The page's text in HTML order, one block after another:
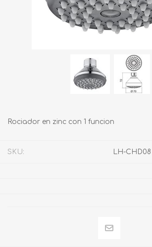
Rociador en zinc con 1 funcion
SKU: LH-CHD08